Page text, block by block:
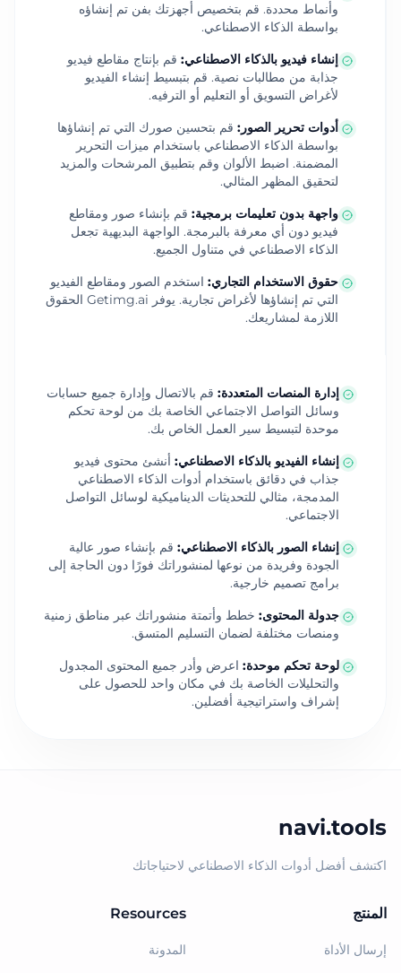
وأنماط محددة. قم بتخصيص أجهزتك بفن تم إنشاؤه
بواسطة الذكاء الاصطناعي.
إنشاء فيديو بالذكاء الاصطناعي: قم بإنتاج مقاطع فيديو
جذابة من مطالبات نصية. قم بتبسيط إنشاء الفيديو
لأغراض التسويق أو التعليم أو الترفيه.
أدوات تحرير الصور : قم بتحسين صورك التي تم إنشاؤها
بواسطة الذكاء الاصطناعي باستخدام ميزات التحرير
المضمنة. اضبط الألوان وقم بتطبيق المرشحات والمزيد
لتحقيق المظهر المثالي.
واجهة بدون تعليمات برمجية: قم بإنشاء صور ومقاطع
فيديو دون أي معرفة بالبرمجة. الواجهة البديهية تجعل
الذكاء الاصطناعي في متناول الجميع.
حقوق الاستخدام التجاري: استخدم الصور ومقاطع الفيديو
التي تم إنشاؤها لأغراض تجارية. يوفر Getimg.ai الحقوق
اللازمة لمشاريعك.
إدارة المنصات المتعددة: قم بالاتصال وإدارة جميع حسابات
وسائل التواصل الاجتماعي الخاصة بك من لوحة تحكم
موحدة لتبسيط سير العمل الخاص بك.
إنشاء الفيديو بالذكاء الاصطناعي: أنشئ محتوى فيديو
جذاب في دقائق باستخدام أدوات الذكاء الاصطناعي
المدمجة، مثالي للتحديثات الديناميكية لوسائل التواصل
الاجتماعي.
إنشاء الصور بالذكاء الاصطناعي: قم بإنشاء صور عالية
الجودة وفريدة من نوعها لمنشوراتك فورًا دون الحاجة إلى
برامج تصميم خارجية.
جدولة المحتوى: خطط وأتمتة منشوراتك عبر مناطق زمنية
ومنصات مختلفة لضمان التسليم المتسق.
لوحة تحكم موحدة: اعرض وأدر جميع المحتوى المجدول
والتحليلات الخاصة بك في مكان واحد للحصول على
إشراف واستراتيجية أفضلين.
navi.tools
اكتشف أفضل أدوات الذكاء الاصطناعي لاحتياجاتك
المنتج
إرسال الأداة
Resources
المدونة